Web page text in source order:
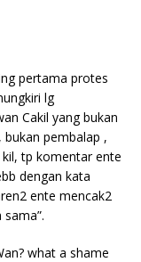
pertama protes
lg
Cakil yang bukan
pembalap ,
tp komentar ente
dengan kata
ente mencak2
what a shame